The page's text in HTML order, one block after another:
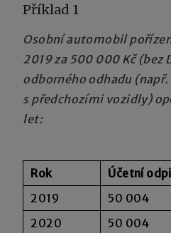
Příklad 1
Osobní automobil
2019 za 500 000 Kč (bez
odborného odhadu
s předchozími vozidly)
let:
Rok
Účetní
2019
50 004
2020
50 004